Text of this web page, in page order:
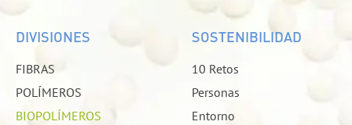
DIVISIONES
FIBRAS
POLÍMEROS
BIOPOLÍMEROS
SOSTENIBILIDAD
10 Retos
Personas
Entorno